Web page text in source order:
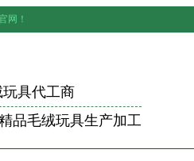
网！
具代工商
品毛绒玩具生产加工